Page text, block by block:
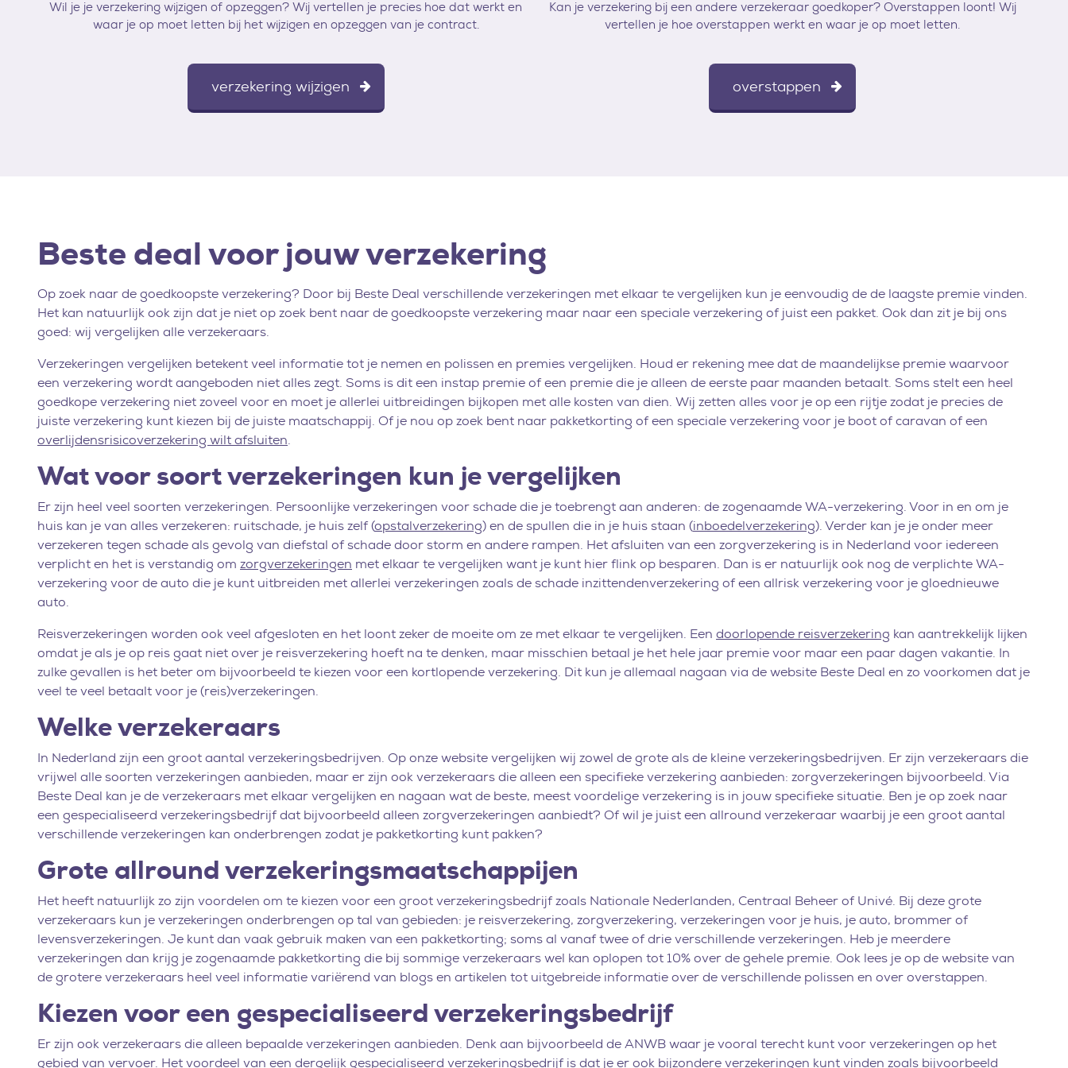
Wil je je verzekering wijzigen of opzeggen? Wij vertellen je precies hoe dat werkt en
waar je op moet letten bij het wijzigen en opzeggen van je contract.
verzekering wijzigen
Kan je verzekering bij een andere verzekeraar goedkoper? Overstappen loont! Wij
vertellen je hoe overstappen werkt en waar je op moet letten.
overstappen
Beste deal voor jouw verzekering
Op zoek naar de goedkoopste verzekering? Door bij Beste Deal verschillende verzekeringen met elkaar te vergelijken kun je eenvoudig de de laagste premie vinden.
Het kan natuurlijk ook zijn dat je niet op zoek bent naar de goedkoopste verzekering maar naar een speciale verzekering of juist een pakket. Ook dan zit je bij ons
goed: wij vergelijken alle verzekeraars.
Verzekeringen vergelijken betekent veel informatie tot je nemen en polissen en premies vergelijken. Houd er rekening mee dat de maandelijkse premie waarvoor
een verzekering wordt aangeboden niet alles zegt. Soms is dit een instap premie of een premie die je alleen de eerste paar maanden betaalt. Soms stelt een heel
goedkope verzekering niet zoveel voor en moet je allerlei uitbreidingen bijkopen met alle kosten van dien. Wij zetten alles voor je op een rijtje zodat je precies de
juiste verzekering kunt kiezen bij de juiste maatschappij. Of je nou op zoek bent naar pakketkorting of een speciale verzekering voor je boot of caravan of een
overlijdensrisicoverzekering wilt afsluiten.
Wat voor soort verzekeringen kun je vergelijken
Er zijn heel veel soorten verzekeringen. Persoonlijke verzekeringen voor schade die je toebrengt aan anderen: de zogenaamde WA-verzekering. Voor in en om je
huis kan je van alles verzekeren: ruitschade, je huis zelf (opstalverzekering) en de spullen die in je huis staan (inboedelverzekering). Verder kan je je onder meer
verzekeren tegen schade als gevolg van diefstal of schade door storm en andere rampen. Het afsluiten van een zorgverzekering is in Nederland voor iedereen
verplicht en het is verstandig om zorgverzekeringen met elkaar te vergelijken want je kunt hier flink op besparen. Dan is er natuurlijk ook nog de verplichte WA-
verzekering voor de auto die je kunt uitbreiden met allerlei verzekeringen zoals de schade inzittendenverzekering of een allrisk verzekering voor je gloednieuwe
auto.
Reisverzekeringen worden ook veel afgesloten en het loont zeker de moeite om ze met elkaar te vergelijken. Een doorlopende reisverzekering kan aantrekkelijk lijken
omdat je als je op reis gaat niet over je reisverzekering hoeft na te denken, maar misschien betaal je het hele jaar premie voor maar een paar dagen vakantie. In
zulke gevallen is het beter om bijvoorbeeld te kiezen voor een kortlopende verzekering. Dit kun je allemaal nagaan via de website Beste Deal en zo voorkomen dat je
veel te veel betaalt voor je (reis)verzekeringen.
Welke verzekeraars
In Nederland zijn een groot aantal verzekeringsbedrijven. Op onze website vergelijken wij zowel de grote als de kleine verzekeringsbedrijven. Er zijn verzekeraars die
vrijwel alle soorten verzekeringen aanbieden, maar er zijn ook verzekeraars die alleen een specifieke verzekering aanbieden: zorgverzekeringen bijvoorbeeld. Via
Beste Deal kan je de verzekeraars met elkaar vergelijken en nagaan wat de beste, meest voordelige verzekering is in jouw specifieke situatie. Ben je op zoek naar
een gespecialiseerd verzekeringsbedrijf dat bijvoorbeeld alleen zorgverzekeringen aanbiedt? Of wil je juist een allround verzekeraar waarbij je een groot aantal
verschillende verzekeringen kan onderbrengen zodat je pakketkorting kunt pakken?
Grote allround verzekeringsmaatschappijen
Het heeft natuurlijk zo zijn voordelen om te kiezen voor een groot verzekeringsbedrijf zoals Nationale Nederlanden, Centraal Beheer of Univé. Bij deze grote
verzekeraars kun je verzekeringen onderbrengen op tal van gebieden: je reisverzekering, zorgverzekering, verzekeringen voor je huis, je auto, brommer of
levensverzekeringen. Je kunt dan vaak gebruik maken van een pakketkorting; soms al vanaf twee of drie verschillende verzekeringen. Heb je meerdere
verzekeringen dan krijg je zogenaamde pakketkorting die bij sommige verzekeraars wel kan oplopen tot 10% over de gehele premie. Ook lees je op de website van
de grotere verzekeraars heel veel informatie variërend van blogs en artikelen tot uitgebreide informatie over de verschillende polissen en over overstappen.
Kiezen voor een gespecialiseerd verzekeringsbedrijf
Er zijn ook verzekeraars die alleen bepaalde verzekeringen aanbieden. Denk aan bijvoorbeeld de ANWB waar je vooral terecht kunt voor verzekeringen op het
gebied van vervoer. Het voordeel van een dergelijk gespecialiseerd verzekeringsbedrijf is dat je er ook bijzondere verzekeringen kunt vinden zoals bijvoorbeeld